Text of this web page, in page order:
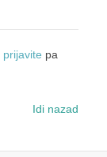
prijavite pa
Idi nazad